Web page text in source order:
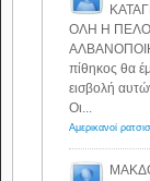
ΟΛΗ Η
πίθηκος θα
εισβολή
Οι...